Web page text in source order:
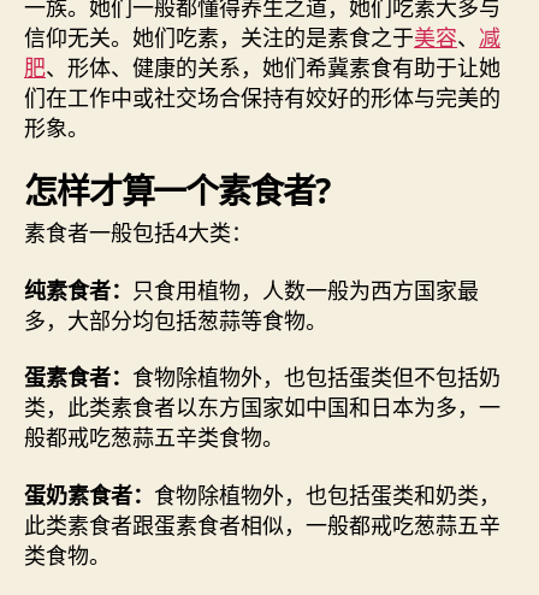
一族。她们一般都懂得养生之道，她们吃素大多与
信仰无关。她们吃素，关注的是素食之于美容、 减
肥、形体、健康的关系，她们希冀素食有助于让她
们在工作中或社交场合保持有姣好的形体与完美的
形象。
怎样才算一个素食者?
素食者一般包括4大类：
纯素食者： 只食用植物，人数一般为西方国家最
多，大部分均包括葱蒜等食物。
蛋素食者： 食物除植物外，也包括蛋类但不包括奶
类，此类素食者以东方国家如中国和日本为多，一
般都戒吃葱蒜五辛类食物。
蛋奶素食者： 食物除植物外，也包括蛋类和奶类，
此类素食者跟蛋素食者相似，一般都戒吃葱蒜五辛
类食物。